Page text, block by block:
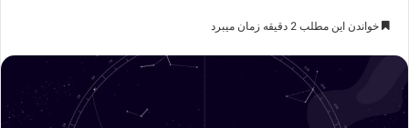
خواندن این مطلب 2 دقیقه زمان میبرد